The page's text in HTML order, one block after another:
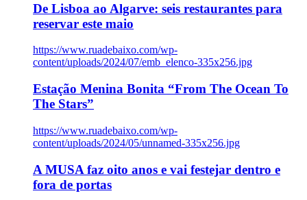
De Lisboa ao Algarve: seis restaurantes para
reservar este maio
https://www.ruadebaixo.com/wp-
content/uploads/2024/07/emb_elenco-335x256.jpg
Estação Menina Bonita “From The Ocean To
The Stars”
https://www.ruadebaixo.com/wp-
content/uploads/2024/05/unnamed-335x256.jpg
A MUSA faz oito anos e vai festejar dentro e
fora de portas